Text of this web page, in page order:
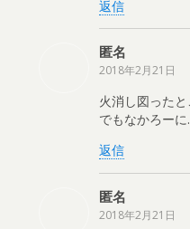
返信
匿名
2018年2月21日
火消し図った
でもなかろー
返信
匿名
2018年2月21日